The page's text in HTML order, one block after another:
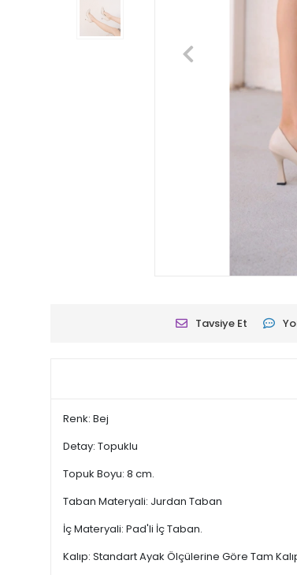
Tavsiye Et
Renk: Bej
Detay: Topuklu
Topuk Boyu: 8 cm.
Taban Materyali: Jurdan Taban
İç Materyali: Pad'li İç Taban.
Kalıp: Standart Ayak Ölçülerine Göre Tam